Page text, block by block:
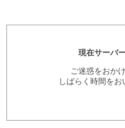
現在サーバ
ご迷惑をおか
しばらく時間を